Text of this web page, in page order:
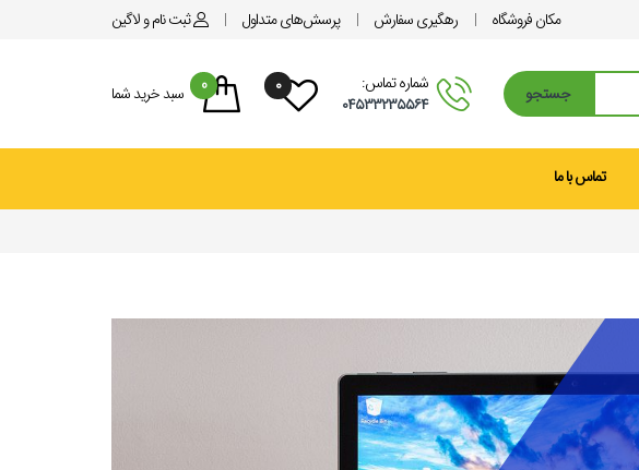
مکان فروشگاه رهگیری سفارش پرسش‌های متداول ثبت نامو لاگین
جستجو
شماره تماس:
۰۴۵۳۳۲۳۵۵۶۴
۰ 0 سبد خرید شما
تماس با ما